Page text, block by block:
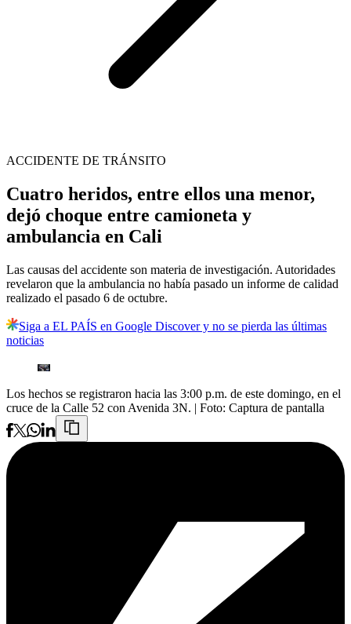
ACCIDENTE DE TRÁNSITO
Cuatro heridos, entre ellos una menor,
dejó choque entre camioneta y
ambulancia en Cali
Las causas del accidente son materia de investigación. Autoridades
revelaron que la ambulancia no había pasado un informe de calidad
realizado el pasado 6 de octubre.
Siga a EL PAÍS en Google Discover y no se pierda las últimas
noticias
Los hechos se registraron hacia las 3:00 p.m. de este domingo, en el
cruce de la Calle 52 con Avenida 3N. | Foto: Captura de pantalla